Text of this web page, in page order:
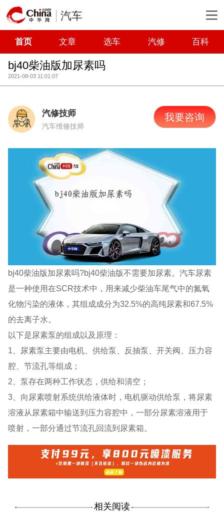
汽车
首页 文章 选车 汽修 百科
bj40柴油版加尿素吗
2021-08-03 11:01:07
汽修技师
汽车维修技师
我要咨询
bj40柴油版加尿素吗?bj40柴油版不需要加尿素。汽车尿素
是一种使用在SCR技术中，用来减少柴油车尾气中的氮氧
化物污染的液体，其组成成分为32.5%的高纯尿素和67.5%
的去离子水。
以下是尿素泵的组成以及原理：
1、尿素泵主要由电机、供给泵、反抽泵、开关阀、压力容
腔、节流孔等组成；
2、泵存在两种工作状态，供给和清空；
3、向尿素喷射系统供给液体时，电机驱动供给泵，将尿素
溶液从尿素箱中输送到压力容腔中，一部分尿素溶液用于
喷射，一部分通过节流孔回流到尿素箱。
相关阅读